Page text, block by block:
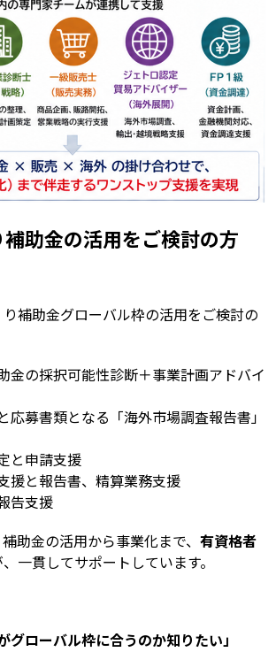
助金の活用をご検討の方
補助金グローバル枠の活用をご検討の
金の採択可能性診断＋事業計画アドバイ
応募書類となる「海外市場調査報告書」
と申請支援
援と報告書、精算業務支援
告支援
助金の活用から事業化まで、 有資格者
一貫してサポートしています。
グローバル枠に合うのか知りたい」